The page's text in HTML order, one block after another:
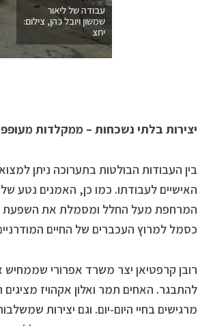
עבודה של ליאור
שמשון ויובל כהן, צילום:
יחצ
יצירות בלתי נשכחות – ממקלדות
בין העבודות הבולטות בתערוכה ניתן
כסמל למרוץ העכברים של החיים
רובן קרפטיאן יצר משרד אפרורי
מרגישים בחיי היום-יום. וגם יצירות